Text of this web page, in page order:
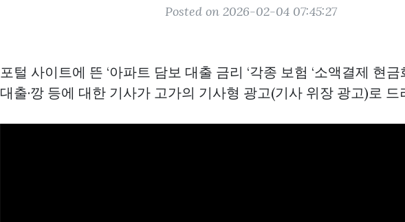
Posted on 2026-02-04 07:45:27
포털 사이트에 뜬 ‘아파트 담보 대출 금리 ‘각종 보험 ‘소액결제 현금
대출·깡 등에 대한 기사가 고가의 기사형 광고(기사 위장 광고)로 드